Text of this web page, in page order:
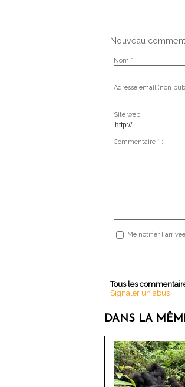
Nouveau
Nom * :
Adresse email (non
Site web :
Commentaire * :
Me notifier
Tous les
Signaler un abus
DANS LA